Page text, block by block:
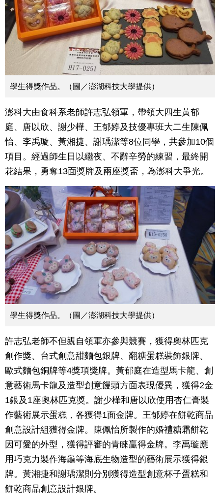
學生得獎作品。（圖／澎湖科技大學提供）
澎科大由食科系老師許志弘領軍，帶領大四生黃郁
庭、唐以欣、謝少樺、王郁婷及技優專班大二生陳佩
怡、李禹璇、黃湘捷、謝瑀潔等8位同學，共參加10個
項目。經過師生日以繼夜、不辭辛勞的練習，最終開
花結果，勇奪13面獎牌及兩座獎盃，為澎科大爭光。
學生得獎作品。（圖／澎湖科技大學提供）
許志弘老師不但親自領軍亦參與競賽，獲得奧林匹克
創作獎、台式創意甜麵包銀牌、翻糖蛋糕裝飾銀牌、
歐式麵包銅牌等4獎項獎牌。黃郁庭在造型馬卡龍、創
意藝術馬卡龍及造型創意饅頭方面表現優異，獲得2金
1銀及1座奧林匹克獎。謝少樺和唐以欣使用杏仁膏製
作藝術展示蛋糕，各獲得1面金牌。王郁婷在餅乾商品
創意設計組獲得金牌。陳佩怡所製作的婚禮糖霜餅乾
因可愛的外型，獲得評審的青睞贏得金牌。李禹璇應
用巧克力製作海龜等海底生物造型的藝術展示獲得銀
牌。黃湘捷和謝瑀潔則分別獲得造型創意杯子蛋糕和
餅乾商品創意設計銀牌。